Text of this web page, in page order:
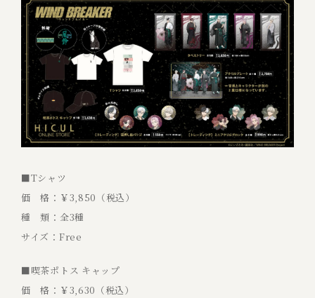
■Tシャツ
価 格：￥3,850（税込）
種 類：全3種
サイズ：Free
■喫茶ポトス キャップ
価 格：￥3,630（税込）